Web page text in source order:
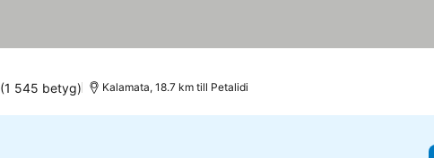
(1 545 betyg) Kalamata, 18.7 km till Petalidi